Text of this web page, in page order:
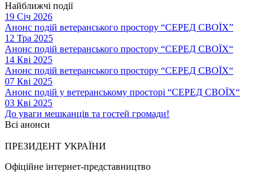
Найближчі події
19 Січ 2026
Анонс подій ветеранського простору “СЕРЕД СВОЇХ”
12 Тра 2025
Анонс подій ветеранського простору “СЕРЕД СВОЇХ“
14 Кві 2025
Анонс подій ветеранського простору “СЕРЕД СВОЇХ“
07 Кві 2025
Анонс подій у ветеранському просторі “СЕРЕД СВОЇХ“
03 Кві 2025
До уваги мешканців та гостей громади!
Всі анонси
ПРЕЗИДЕНТ УКРАЇНИ
Офіційне інтернет-представництво